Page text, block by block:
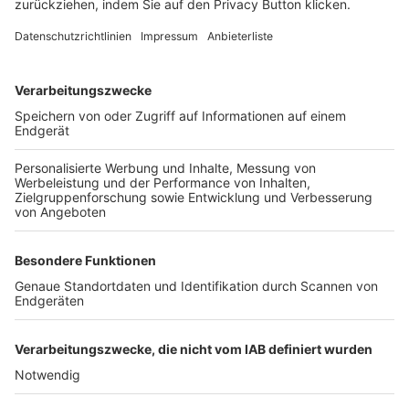
FOLGE DEM BFV
TOP-VEREINE
TOP-PARTNER